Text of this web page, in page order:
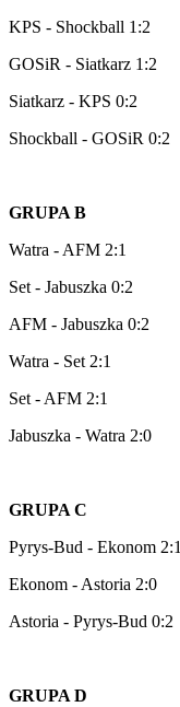
KPS - Shockball 1:2
GOSiR - Siatkarz 1:2
Siatkarz - KPS 0:2
Shockball - GOSiR 0:2
GRUPA B
Watra - AFM 2:1
Set - Jabuszka 0:2
AFM - Jabuszka 0:2
Watra - Set 2:1
Set - AFM 2:1
Jabuszka - Watra 2:0
GRUPA C
Pyrys-Bud - Ekonom 2:1
Ekonom - Astoria 2:0
Astoria - Pyrys-Bud 0:2
GRUPA D